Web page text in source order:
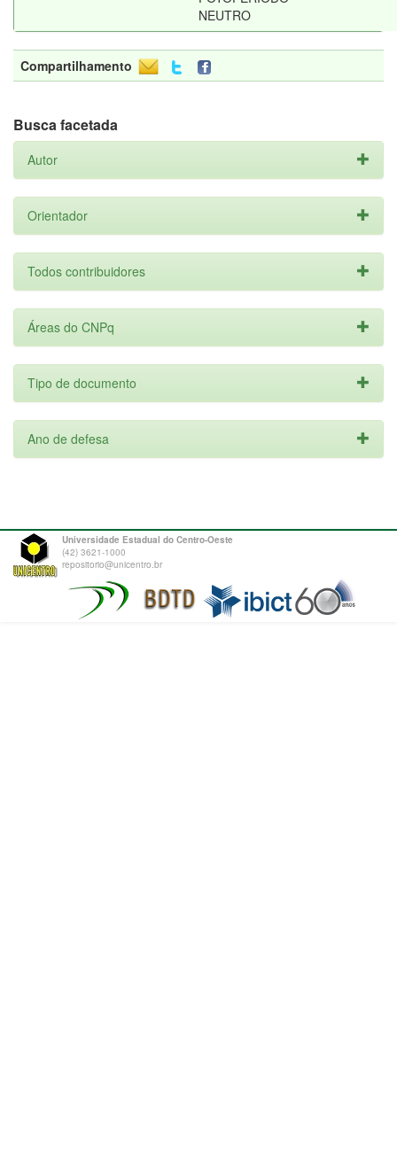
NEUTRO
Compartilhamento
Busca facetada
Autor
Orientador
Todos contribuidores
Áreas do CNPq
Tipo de documento
Ano de defesa
Universidade Estadual do Centro-Oeste
(42) 3621-1000
repositorio@unicentro.br